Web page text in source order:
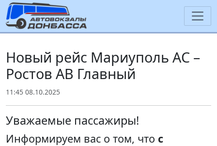
Новый рейс Мариуполь АС –
Ростов АВ Главный
11:45 08.10.2025
Уважаемые пассажиры!
Информируем вас о том, что с